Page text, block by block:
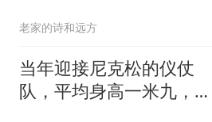
老家的诗和远方
当年迎接尼克松的仪仗
队，平均身高一米九，尼